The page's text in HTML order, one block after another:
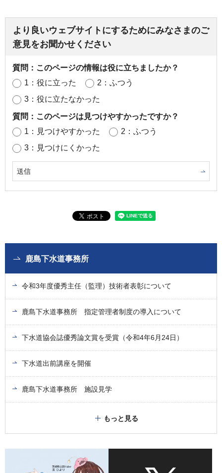
より良いウェブサイトにするためにみなさまのご
意見をお聞かせください
質問：このページの情報は役に立ちましたか？
1：役に立った
2：ふつう
3：役に立たなかった
質問：このページは見つけやすかったですか？
1：見つけやすかった
2：ふつう
3：見つけにくかった
鹿島下水道事務所
令和3年度優秀主任（監理）技術者表彰について
鹿島下水道事務所 指定管理者制度の導入について
下水道協会誌優秀論文賞を受賞（令和4年6月24日）
下水道出前講座を開催
鹿島下水道事務所 施設見学
もっと見る